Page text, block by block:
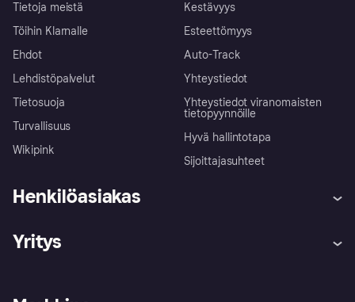
Tietoja meistä
Töihin Klarnalle
Ehdot
Lehdistöpalvelut
Tietosuoja
Turvallisuus
Wikipink
Kestävyys
Esteettömyys
Auto-Track
Yhteystiedot
Yhteystiedot viranomaisten
tietopyynnöille
Hyvä hallintotapa
Sijoittajasuhteet
Henkilöasiakas
Ohje
Kirjaudu sisään
Yritys